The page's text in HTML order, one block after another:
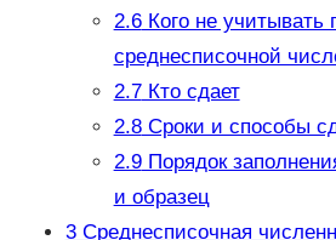
2.6Кого не учитывать
среднесписочной
2.7Кто сдает
2.8Сроки и способы
2.9Порядок
и образец
3Среднесписочная